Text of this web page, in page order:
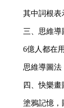
其中詞根表
三、思維導
6億人都在
思維導圖法
四、快樂畫
塗鴉記憶，